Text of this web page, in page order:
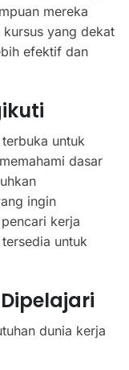
mereka
yang dekat
efektif dan
untuk
dasar
ingin
kerja
untuk
dunia kerja